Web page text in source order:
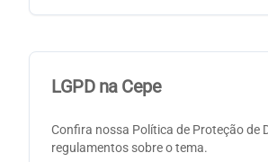
LGPD na Cepe
Confira nossa Política de Proteção de
regulamentos sobre o tema.